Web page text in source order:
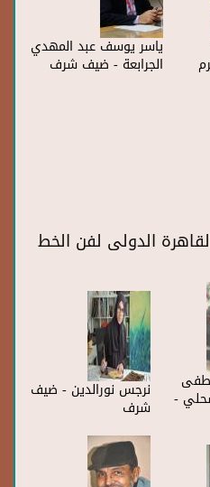
ياسر يوسف عبد المهدي
الجرابعة - ضيف شرف
الدولى لفن الخط
- نرجس نورالدين - ضيف
شرف